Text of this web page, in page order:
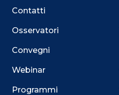
Contatti
Osservatori
Convegni
Webinar
Programmi